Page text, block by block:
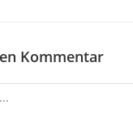
Kommentar